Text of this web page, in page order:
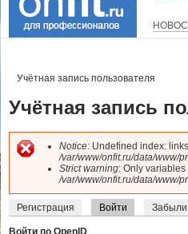
ВЫ ЗДЕСЬ
Учётная запись пользователя
Учётная запись
СООБЩЕНИЕ ОБ
Notice: Undefined index:
/var/www/onfit.ru/data/www/
Strict warning: Only
/var/www/onfit.ru/data/www/
Регистрация Войти (активная